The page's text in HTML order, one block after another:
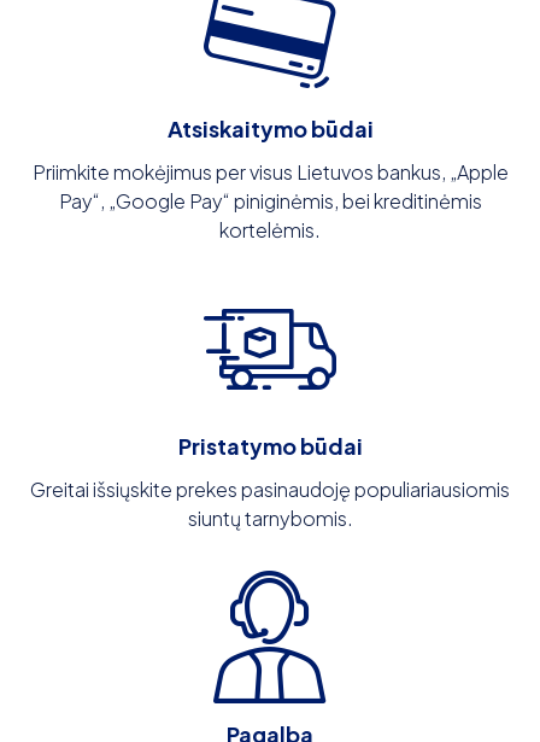
Atsiskaitymo būdai
Priimkite mokėjimus per visus Lietuvos bankus, „Apple
Pay“, „Google Pay“ piniginėmis, bei kreditinėmis
kortelėmis.
Pristatymo būdai
Greitai išsiųskite prekes pasinaudoję populiariausiomis
siuntų tarnybomis.
Pagalba